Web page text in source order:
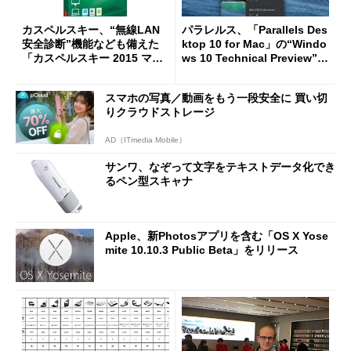
カスペルスキー、“無線LAN
安全診断”機能なども備えた
「カスペルスキー 2015 マル
パラレルス、「Parallels Des
ktop 10 for Mac」の“Windo
ws 10 Technical Preview”対
スマホの写真／動画をもう一段安全に 買い切
りクラウドストレージ
AD（ITmedia Mobile）
サンワ、なぞって文字をテキストデータ化でき
るペン型スキャナ
Apple、新Photosアプリを含む「OS X Yose
mite 10.10.3 Public Beta」をリリース